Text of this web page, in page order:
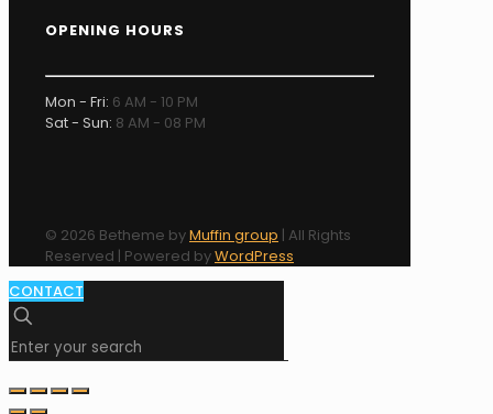
OPENING HOURS
Mon - Fri: 6 AM - 10 PM
Sat - Sun: 8 AM - 08 PM
© 2026 Betheme byMuffin group | All Rights
Reserved | Powered byWordPress
CONTACT